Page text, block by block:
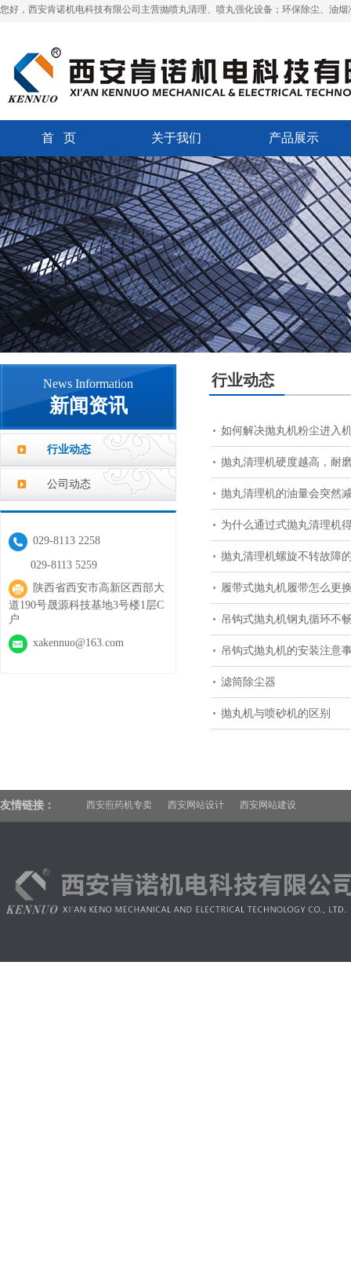
您好，西安肯诺机电科技有限公司主营抛喷丸清理、喷丸强化设备；环保除尘、油
首 页 关于我们 产品展示
News Information
新闻资讯
行业动态
公司动态
029-8113 2258
029-8113 5259
陕西省西安市高新区西部大
道190号晟源科技基地3号楼1层C
户
xakennuo@163.com
行业动态
如何解决抛丸机粉尘进入
抛丸清理机硬度越高，耐
抛丸清理机的油量会突然
为什么通过式抛丸清理机
抛丸清理机螺旋不转故障
履带式抛丸机履带怎么更
吊钩式抛丸机钢丸循环不
吊钩式抛丸机的安装注意
滤筒除尘器
抛丸机与喷砂机的区别
友情链接： 西安煎药机专卖 西安网站设计 西安网站建设